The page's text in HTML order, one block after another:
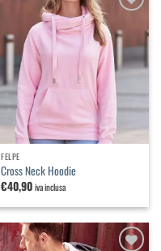
alla
lista dei
desideri
FELPE
Cross Neck Hoodie
€40,90iva inclusa